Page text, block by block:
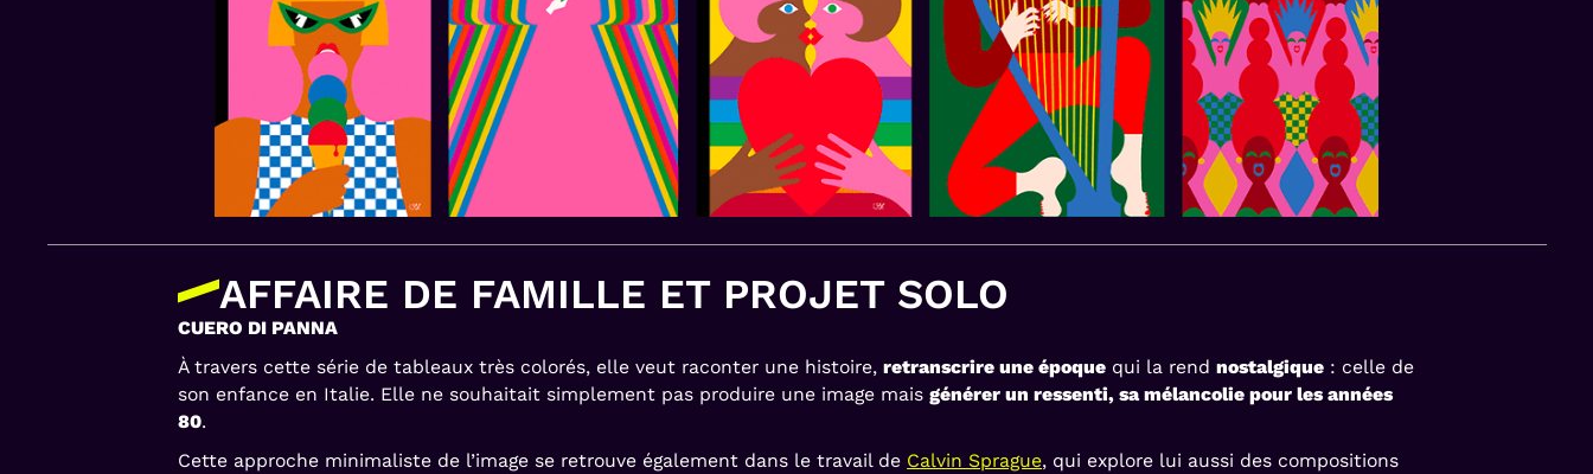
AFFAIRE DE FAMILLE ET PROJET SOLO
CUERO DI PANNA
À travers cette série de tableaux très colorés, elle veut raconter une histoire,retranscrire une époque qui la rendnostalgique : celle de
son enfance en Italie. Elle ne souhaitait simplement pas produire une image maisgénérer un ressenti, sa mélancolie pour les années
80.
Cette approche minimaliste de l’image se retrouve également dans le travail de Calvin Sprague, qui explore lui aussi des compositions